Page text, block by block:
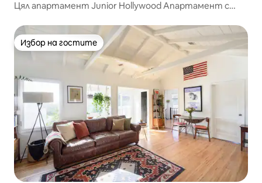
Цял апартамент Junior Hollywood Апартамент с
Избор на гостите
Избор на гостите